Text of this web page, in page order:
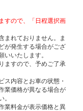
すので、「日程選択画
まれておりません。ま
が発生する場合がござ
いいたします。
ますので、予めご了承
内容とお車の状態・
業価格が異なる場合が
。
業料金が表示価格と異